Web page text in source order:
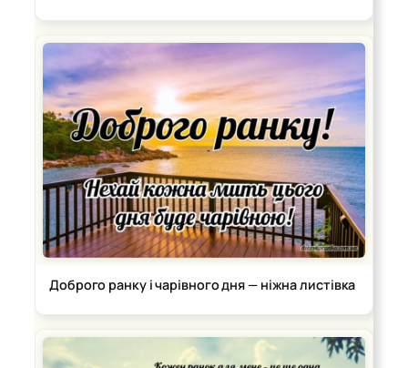
Доброго ранку і чарівного дня — ніжна листівка